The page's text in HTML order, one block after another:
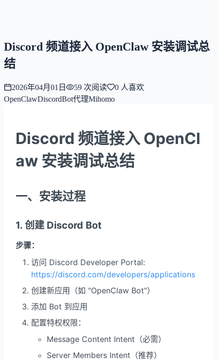
Discord 频道接入 OpenClaw 安装调试总
结
2026年04月01日 59 次阅读 0 人喜欢
OpenClawDiscordBot代理Mihomo
Discord 频道接入 OpenCl
aw 安装调试总结
一、安装过程
1. 创建 Discord Bot
步骤：
访问 Discord Developer Portal:
https://discord.com/developers/applications
创建新应用（如 "OpenClaw Bot"）
添加 Bot 到应用
配置特权权限：
Message Content Intent（必需）
Server Members Intent（推荐）